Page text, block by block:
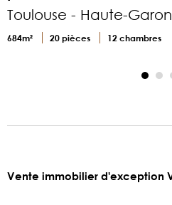
Toulouse - Haute-
684m² 20 pièces 12 chambres
Vente immobilier d'exception